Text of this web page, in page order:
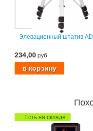
Элевационный штатив
234,00 руб.
Есть на складе